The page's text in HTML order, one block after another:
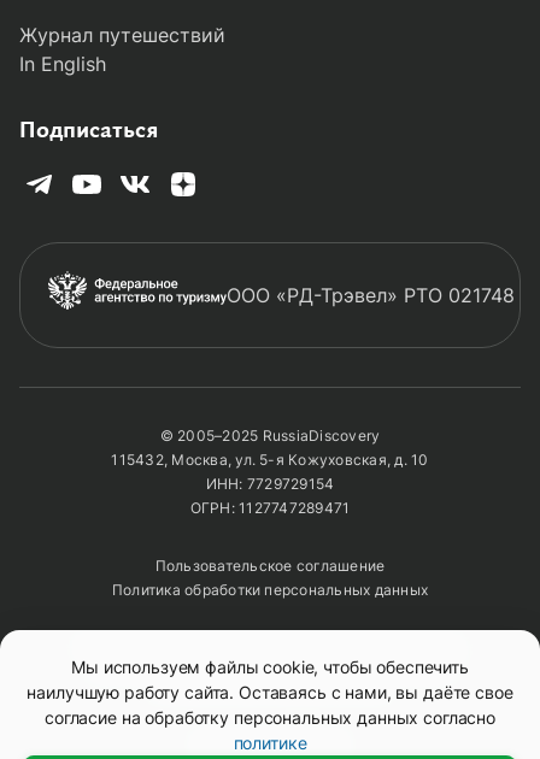
Журнал путешествий
In English
Подписаться
ООО «РД-Трэвел» РТО 021748
© 2005–2025 RussiaDiscovery
115432, Москва, ул. 5-я Кожуховская, д. 10
ИНН: 7729729154
ОГРН: 1127747289471
Пользовательское соглашение
Политика обработки персональных данных
текстов возможно только с указанием активной
ссылки на сайтRussiaDiscovery
Mono&Background
Мы используем файлы cookie, чтобы обеспечить
наилучшую работу сайта. Оставаясь с нами, вы даёте свое
согласие на обработку персональных данных согласно
политике